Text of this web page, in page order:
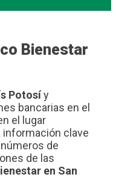
Bienestar
Potosíy
bancarias en el
el lugar
información clave
de
de las
en San